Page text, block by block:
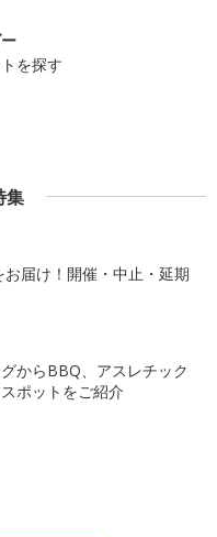
を探す
集
届け！開催・中止・延期
からBBQ、アスレチック
ポットをご紹介